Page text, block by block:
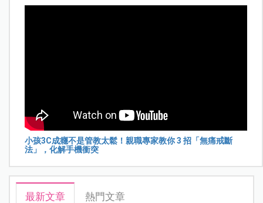
小孩3C成癮不是管教太鬆！親職專家教你 3 招「無痛戒斷
法」，化解手機衝突
最新文章 熱門文章